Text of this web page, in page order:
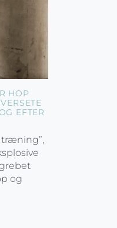
HOP
EFTER
træning”,
og